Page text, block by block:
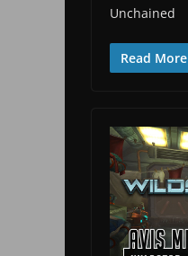
Unchained
Read More